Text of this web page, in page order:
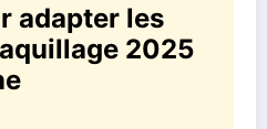
adapter les
2025